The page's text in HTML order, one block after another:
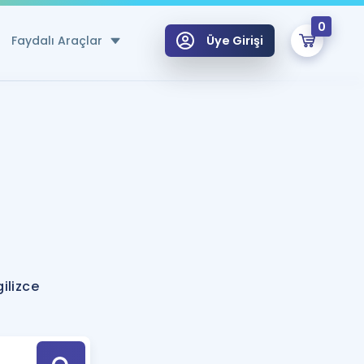
Faydalı Araçlar
Hesaplama Aracı
için Öneriler
Tek Takvimde
Üye Girişi
0